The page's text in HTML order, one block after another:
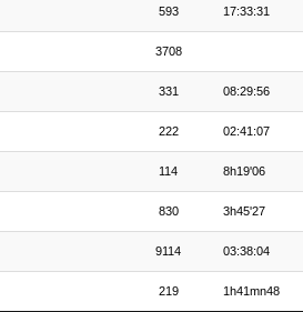
593 17:33:31
3708
331 08:29:56
222 02:41:07
114 8h19'06
830 3h45'27
9114 03:38:04
219 1h41mn48